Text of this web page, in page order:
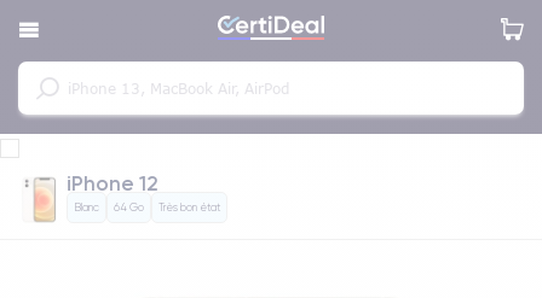
iPhone 12
Blanc 64 Go Très bon état